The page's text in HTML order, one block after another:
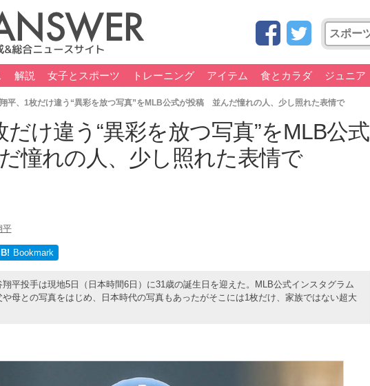
解説 女子とスポーツ トレーニング アイテム 食とカラダ ジュニア
平、1枚だけ違う“異彩を放つ写真”をMLB公式が投稿 並んだ憧れの人、少し照れた表情で
だけ違う“異彩を放つ写真”をMLB公式
憧れの人、少し照れた表情で
平
B! Bookmark
平投手は現地5日（日本時間6日）に31歳の誕生日を迎えた。MLB公式インスタグラム
母との写真をはじめ、日本時代の写真もあったがそこには1枚だけ、家族ではない超大